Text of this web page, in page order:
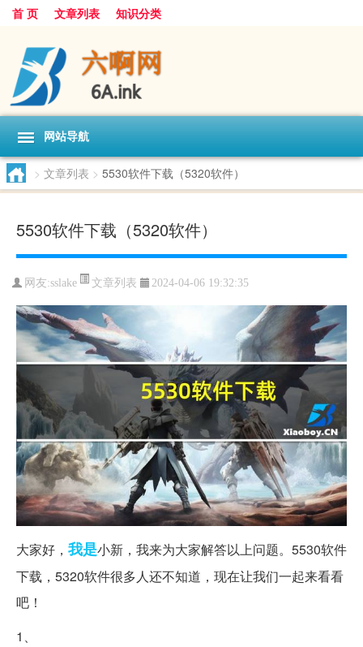
首 页 文章列表 知识分类
网站导航
> 文章列表 > 5530软件下载（5320软件）
5530软件下载（5320软件）
网友:sslake 文章列表 2024-04-06 19:32:35
大家好， 我是小新，我来为大家解答以上问题。5530软件
下载，5320软件很多人还不知道，现在让我们一起来看看
吧！
1、